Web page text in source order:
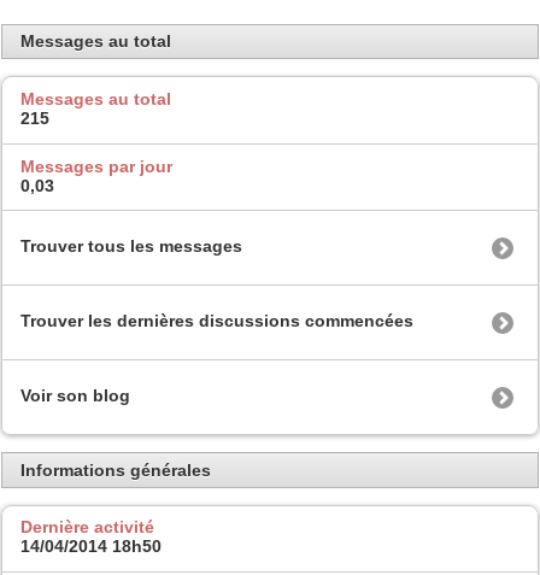
Messages au total
Messages au total
215
Messages par jour
0,03
Trouver tous les messages
Trouver les dernières discussions commencées
Voir son blog
Informations générales
Dernière activité
14/04/2014 18h50